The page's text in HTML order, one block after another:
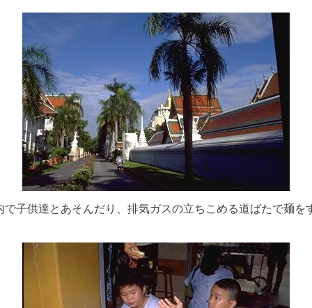
で子供達とあそんだり、排気ガスの立ちこめる道ばたで麺を